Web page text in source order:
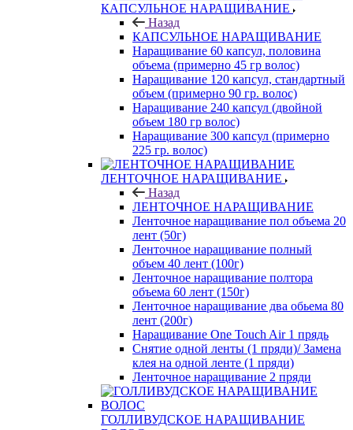
КАПСУЛЬНОЕ НАРАЩИВАНИЕ
Назад
КАПСУЛЬНОЕ НАРАЩИВАНИЕ
Наращивание 60 капсул, половина
объема (примерно 45 гр волос)
Наращивание 120 капсул, стандартный
объем (примерно 90 гр. волос)
Наращивание 240 капсул (двойной
объем 180 гр волос)
Наращивание 300 капсул (примерно
225 гр. волос)
ЛЕНТОЧНОЕ НАРАЩИВАНИЕ
Назад
ЛЕНТОЧНОЕ НАРАЩИВАНИЕ
Ленточное наращивание пол объема 20
лент (50г)
Ленточное наращивание полный
объем 40 лент (100г)
Ленточное наращивание полтора
объема 60 лент (150г)
Ленточное наращивание два обьема 80
лент (200г)
Наращивание One Touch Air 1 прядь
Снятие одной ленты (1 пряди)/ Замена
клея на одной ленте (1 пряди)
Ленточное наращивание 2 пряди
ГОЛЛИВУДСКОЕ НАРАЩИВАНИЕ